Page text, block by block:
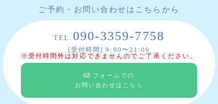
ご予約・お問い合わせはこちらから
TEL. 090-3359-7758
[受付時間] 9:00〜21:00
※受付時間外は対応できませんのでご了承ください。
フォームでの
お問い合わせはこちら